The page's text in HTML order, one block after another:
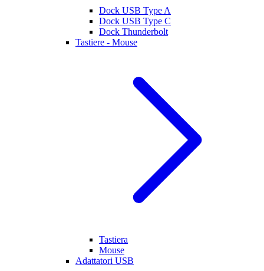
Dock USB Type A
Dock USB Type C
Dock Thunderbolt
Tastiere - Mouse
Tastiera
Mouse
Adattatori USB